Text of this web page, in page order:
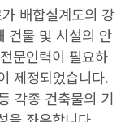
배합설계도의 강
건물 및 시설의 안
문인력이 필요하
제정되었습니다.
각종 건축물의 기